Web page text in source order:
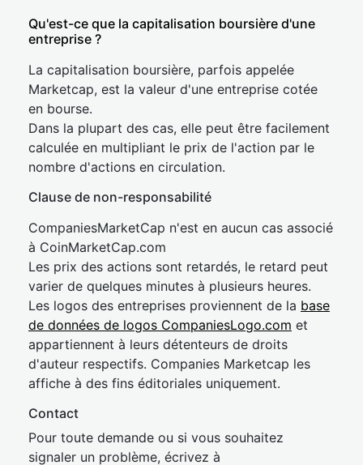
Qu'est-ce que la capitalisation boursière d'une
entreprise ?
La capitalisation boursière, parfois appelée
Marketcap, est la valeur d'une entreprise cotée
en bourse.
Dans la plupart des cas, elle peut être facilement
calculée en multipliant le prix de l'action par le
nombre d'actions en circulation.
Clause de non-responsabilité
CompaniesMarketCap n'est en aucun cas associé
à CoinMarketCap.com
Les prix des actions sont retardés, le retard peut
varier de quelques minutes à plusieurs heures.
Les logos des entreprises proviennent de la base
de données de logos CompaniesLogo.com et
appartiennent à leurs détenteurs de droits
d'auteur respectifs. Companies Marketcap les
affiche à des fins éditoriales uniquement.
Contact
Pour toute demande ou si vous souhaitez
signaler un problème, écrivez à